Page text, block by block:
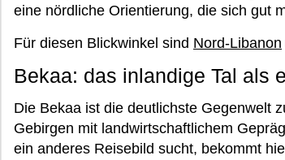
eine nördliche Orientierung, die sich gut
Für diesen Blickwinkel sind Nord-Libanon
Bekaa: das inlandige Tal als
Die Bekaa ist die deutlichste Gegenwelt
Gebirgen mit landwirtschaftlichem
ein anderes Reisebild sucht, bekommt